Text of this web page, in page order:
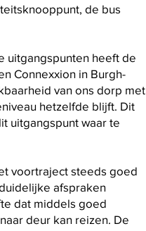
de bus
uitgangspunten heeft de
Connexxion in Burgh-
van ons dorp met
hetzelfde blijft. Dit
uitgangspunt waar te
voortraject steeds goed
afspraken
dat middels goed
deur kan reizen. De